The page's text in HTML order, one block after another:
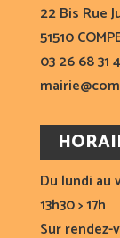
22 Bis Rue
51510
03 26 68 31
Du lundi au
13h30 > 17h
Sur rendez-